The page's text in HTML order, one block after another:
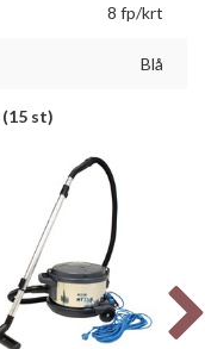
8 fp/krt
Blå
(15 st)